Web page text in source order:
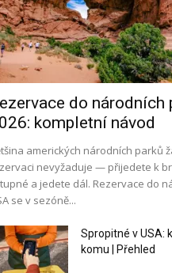
do národních
kompletní návod
amerických národních parků
nevyžaduje — přijedete k
a jedete dál. Rezervace do
se v sezóně...
Spropitné v USA:
komu | Přehled